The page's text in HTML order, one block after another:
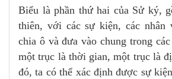
Biểu là phần thứ hai của Sử ký,
thiên, với các sự kiện, các nhân
chia ô và đưa vào chung trong
một trục là thời gian, một trục là
đó, ta có thể xác định được sự